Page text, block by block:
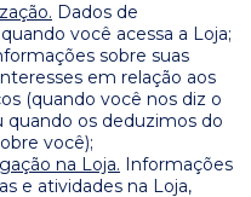
Dados de
você acessa a Loja;
sobre suas
em relação aos
(quando você nos diz o
quando os deduzimos do
você);
na Loja. Informações
e atividades na Loja,